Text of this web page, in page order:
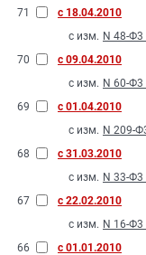
71
с 18.04.2010
с изм. N 48-Ф3
70
с 09.04.2010
с изм. N 60-Ф3
69
с 01.04.2010
с изм. N 209-
68
с 31.03.2010
с изм. N 33-Ф3
67
с 22.02.2010
с изм. N 16-Ф3
66
с 01.01.2010